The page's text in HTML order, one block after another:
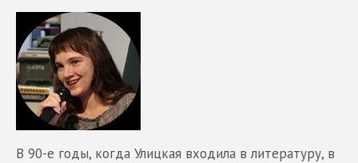
В 90-е годы, когда Улицкая входила в литературу, в